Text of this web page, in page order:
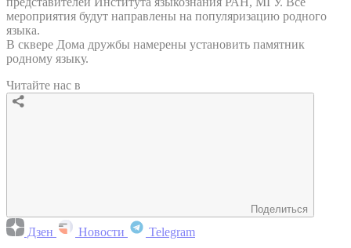
мероприятия будут направлены на популяризацию родного
языка.
В сквере Дома дружбы намерены установить памятник
родному языку.
Читайте нас в
Поделиться
Дзен Новости Telegram